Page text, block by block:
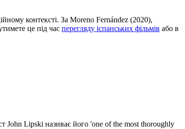
контексті. За Moreno Fernández (2020),
це під час перегляду іспанських фільмів або в
John Lipski називає його 'one of the most thoroughly